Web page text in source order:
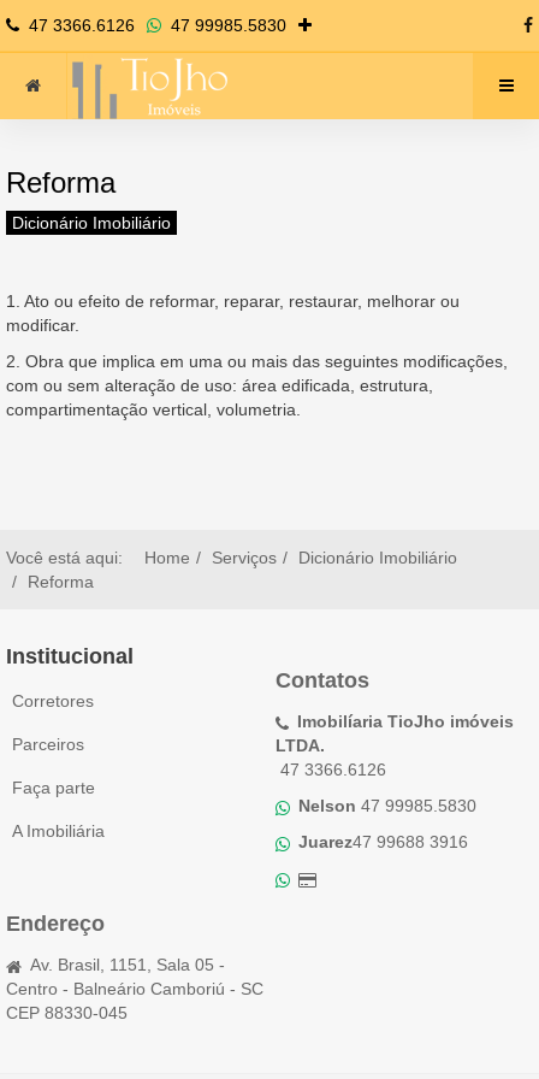
47 3366.6126 47 99985.5830
Reforma
Dicionário Imobiliário
1. Ato ou efeito de reformar, reparar, restaurar, melhorar ou
modificar.
2. Obra que implica em uma ou mais das seguintes modificações,
com ou sem alteração de uso: área edificada, estrutura,
compartimentação vertical, volumetria.
Você está aqui: Home Serviços
Dicionário Imobiliário
Reforma
Institucional
Corretores
Parceiros
Faça parte
A Imobiliária
Contatos
Imobilíaria TioJho imóveis
LTDA.
47 3366.6126
Nelson 47 99985.5830
Juarez47 99688 3916
Endereço
Av. Brasil, 1151, Sala 05 -
Centro - Balneário Camboriú - SC
CEP 88330-045